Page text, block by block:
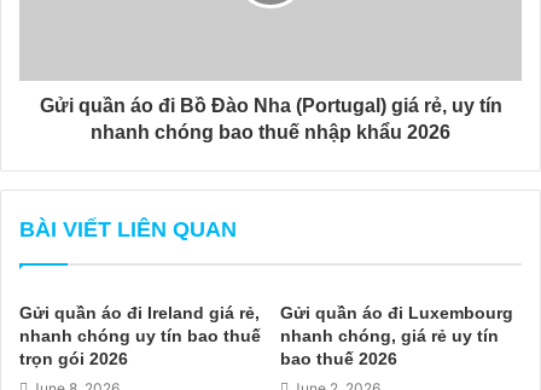
Gửi quần áo đi Bồ Đào Nha (Portugal) giá rẻ, uy tín
nhanh chóng bao thuế nhập khẩu 2026
BÀI VIẾT LIÊN QUAN
Gửi quần áo đi Ireland giá rẻ,
nhanh chóng uy tín bao thuế
trọn gói 2026
Gửi quần áo đi Luxembourg
nhanh chóng, giá rẻ uy tín
bao thuế 2026